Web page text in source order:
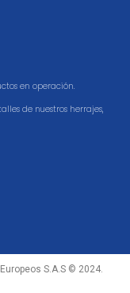
en operación.
de nuestros herrajes,
S.A.S © 2024.